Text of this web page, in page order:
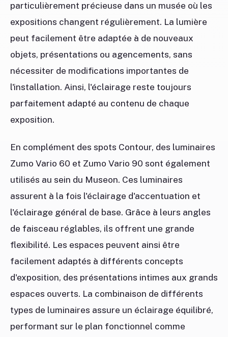
particulièrement précieuse dans un musée où les
expositions changent régulièrement. La lumière
peut facilement être adaptée à de nouveaux
objets, présentations ou agencements, sans
nécessiter de modifications importantes de
l'installation. Ainsi, l'éclairage reste toujours
parfaitement adapté au contenu de chaque
exposition.
En complément des spots Contour, des luminaires
Zumo Vario 60 et Zumo Vario 90 sont également
utilisés au sein du Museon. Ces luminaires
assurent à la fois l'éclairage d'accentuation et
l'éclairage général de base. Grâce à leurs angles
de faisceau réglables, ils offrent une grande
flexibilité. Les espaces peuvent ainsi être
facilement adaptés à différents concepts
d'exposition, des présentations intimes aux grands
espaces ouverts. La combinaison de différents
types de luminaires assure un éclairage équilibré,
performant sur le plan fonctionnel comme